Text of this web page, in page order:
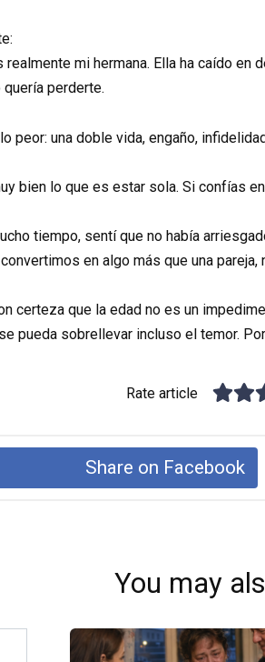
mi hermana. Ella ha caído
perderte.
peor: una doble vida, engaño,
bien lo que es estar sola. Si confías
tiempo, sentí que no había
en algo más que una
certeza que la edad no es un
pueda sobrellevar incluso el temor.
Rate article
Share on Facebook
You may